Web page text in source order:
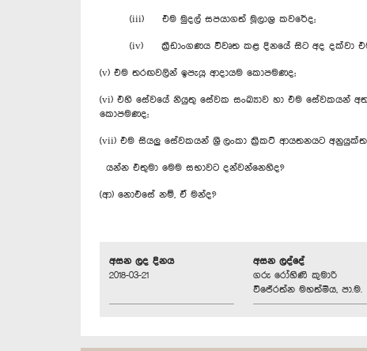
(iii) එම මුදල් සපයාගත් මූලාශ්‍ර කවරේද;
(iv) ක්‍රීඩාංගණය විවෘත කළ දිනයේ සිට අද දක්වා එම
(v) එම තරඟවලින් ඉපැයූ ආදායම කොපමණද;
(vi) එහි සේවයේ නියුතු සේවක සංඛ්‍යාව හා එම සේවකයන්
කොපමණද;
(vii) එම සියලු සේවකයන් ශ්‍රී ලංකා ක්‍රිකට් ආයතනයට
යන්න එතුමා මෙම සභාවට දන්වන්නෙහිද?
(ආ) නොඑසේ නම්, ඒ මන්ද?
අසන ලද දිනය
2018-03-21
අසන ලද්දේ
ගරු රෝහිණි කුමාරි
විජේරත්න මහත්මිය, පා.ම.